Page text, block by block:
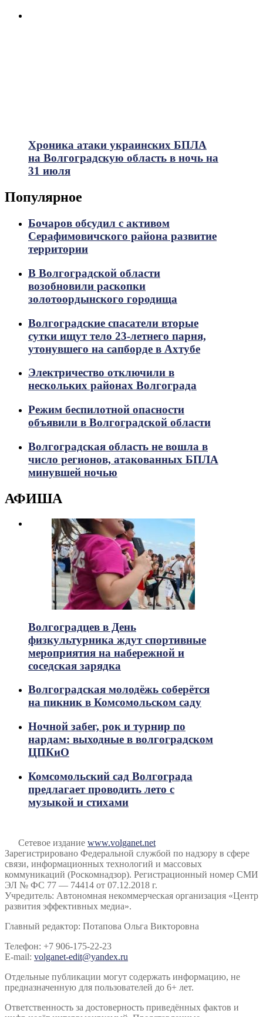
Хроника атаки украинских БПЛА
на Волгоградскую область в ночь на
31 июля
Популярное
Бочаров обсудил с активом
Серафимовичского района развитие
территории
В Волгоградской области
возобновили раскопки
золотоордынского городища
Волгоградские спасатели вторые
сутки ищут тело 23-летнего парня,
утонувшего на сапборде в Ахтубе
Электричество отключили в
нескольких районах Волгограда
Режим беспилотной опасности
объявили в Волгоградской области
Волгоградская область не вошла в
число регионов, атакованных БПЛА
минувшей ночью
АФИША
Волгоградцев в День
физкультурника ждут спортивные
мероприятия на набережной и
соседская зарядка
Волгоградская молодёжь соберётся
на пикник в Комсомольском саду
Ночной забег, рок и турнир по
нардам: выходные в волгоградском
ЦПКиО
Комсомольский сад Волгограда
предлагает проводить лето с
музыкой и стихами
Сетевое издание www.volganet.net
Зарегистрировано Федеральной службой по надзору в сфере
связи, информационных технологий и массовых
коммуникаций (Роскомнадзор). Регистрационный номер СМИ
ЭЛ № ФС 77 — 74414 от 07.12.2018 г.
Учредитель: Автономная некоммерческая организация «Центр
развития эффективных медиа».
Главный редактор: Потапова Ольга Викторовна
Телефон: +7 906-175-22-23
E-mail: volganet-edit@yandex.ru
Отдельные публикации могут содержать информацию, не
предназначенную для пользователей до 6+ лет.
Ответственность за достоверность приведённых фактов и